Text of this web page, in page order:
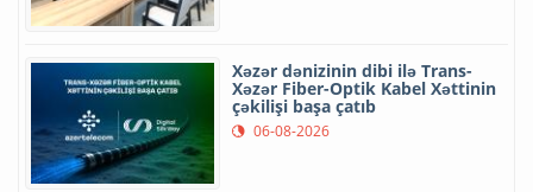
Xəzər dənizinin dibi ilə Trans-
Xəzər Fiber-Optik Kabel Xəttinin
çəkilişi başa çatıb
06-08-2026